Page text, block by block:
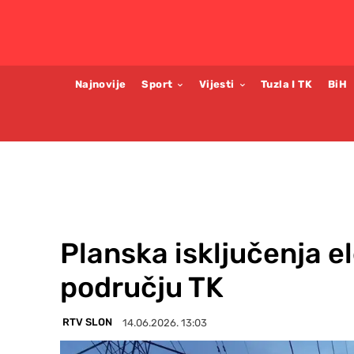
Najnovije Sport Vijesti Tuzla I TK BiH
Planska isključenja
području TK
RTV SLON 14.06.2026. 13:03